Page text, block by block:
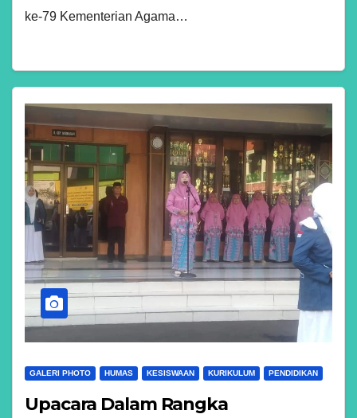
ke-79 Kementerian Agama…
GALERI PHOTO HUMAS KESISWAAN KURIKULUM PENDIDIKAN
Upacara Dalam Rangka